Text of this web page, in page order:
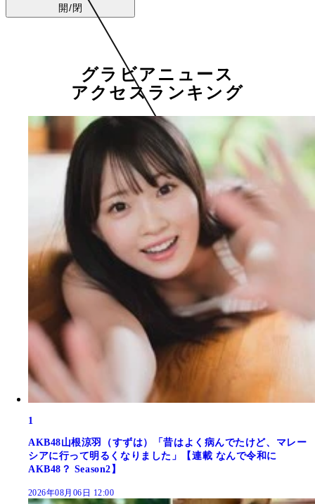
開/閉
グラビアニュース
アクセスランキング
1
AKB48山根涼羽（すずは）「昔はよく病んでたけど、マレー
シアに行って明るくなりました」【連載 なんで令和に
AKB48？ Season2】
2026年08月06日 12:00